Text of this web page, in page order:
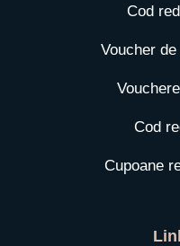
Cod
Voucher
Cod
Cupoane